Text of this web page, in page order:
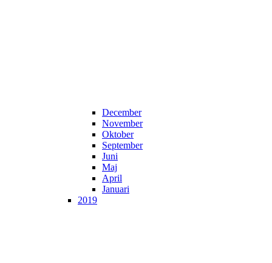
December
November
Oktober
September
Juni
Maj
April
Januari
2019